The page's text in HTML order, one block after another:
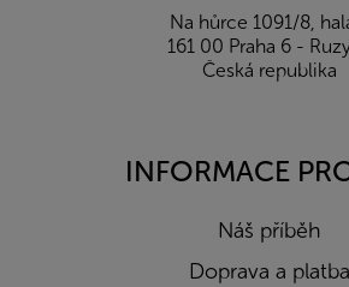
Na hůrce 1091/8,
161 00 Praha 6 -
Česká republika
INFORMACE
Náš příběh
Doprava a platba